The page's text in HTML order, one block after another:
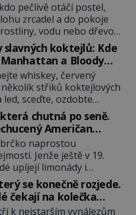
pečlivě otáčí postel,
zrcadel a do pokoje
vodu nebo dřevo?
tvrdí, že domov není jen
a nábytku. Je to prostor,
energie čchi a jeho
může ovlivňovat, jak se
cítí. Feng šuej má
staré Číně a jeho historie
slavných koktejlů: Kde
a Bloody
whiskey, červený
střiků koktejlových
led, sceďte, ozdobte
třešinkou a tadá…
je tu! A pokud to má být
on, dejte si pozor, ať
americké rye
či klidně bourbonu
skotskou whisku. Co
Inu, koktejl bude stále
už to nebude
ale […]
chutná po seně.
Američan
brčkonaprostou
Jenže ještě v 19.
upíjejí limonády i
stébly žita nebo
Fungují sice dobře,
jednu nepříjemnou
se konečně rozjede.
čekají na kolečka
tisíc let?
k nejstarším vynálezům